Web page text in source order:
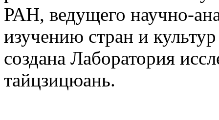
РАН, ведущего научно-
изучению стран и
создана Лаборатория
тайцзицюань.